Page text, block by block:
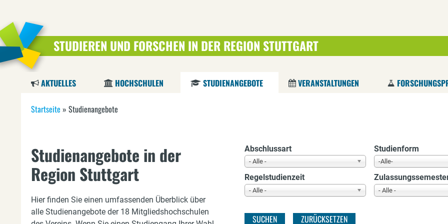
Direkt
zum
STUDIEREN UND FORSCHEN IN DER REGION STUTTGART
AKTUELLES HOCHSCHULEN STUDIENANGEBOTE VERANSTALTUNGEN
S
e
s
n
Startseite » Studienangebote
Studienangebote in der
Region Stuttgart
Hier finden Sie einen umfassenden Überblick über
alle Studienangebote der 18 Mitgliedshochschulen
Abschlussart
- Alle -
Studienform
-Alle-
Regelstudienzeit
- Alle - - Alle -